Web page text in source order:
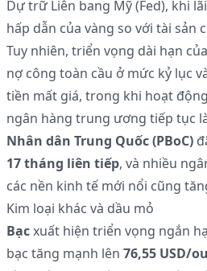
Dự trữ Liên bang Mỹ (Fed), khi
hấp dẫn của vàng so với tài sản
Tuy nhiên, triển vọng dài hạn
nợ công toàn cầu ở mức kỷ lục
tiền mất giá, trong khi hoạt
ngân hàng trung ương tiếp tục
Nhân dân Trung Quốc (PBoC)
17 tháng liên tiếp, và nhiều
các nền kinh tế mới nổi cũng
Kim loại khác và dầu mỏ
Bạcxuất hiện triển vọng ngắn
bạc tăng mạnh lên 76,55 USD/